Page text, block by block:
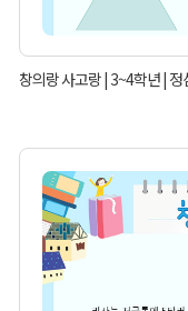
창의랑 사고랑 | 3~4학년 |